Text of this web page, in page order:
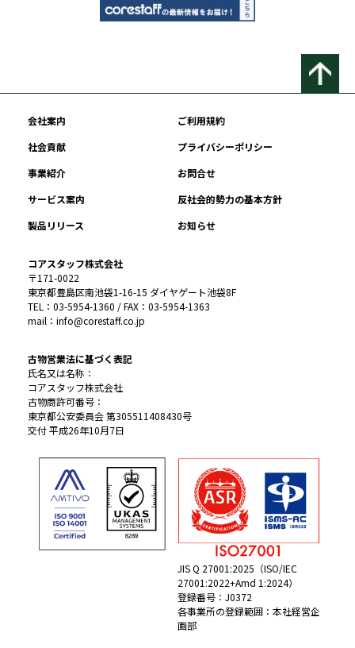
会社案内
ご利用規約
社会貢献
プライバシーポリシー
事業紹介
お問合せ
サービス案内
反社会的勢力の基本方針
製品リリース
お知らせ
コアスタッフ株式会社
〒171-0022
東京都豊島区南池袋1-16-15 ダイヤゲート池袋8F
TEL：03-5954-1360 / FAX：03-5954-1363
mail：info@corestaff.co.jp
古物営業法に基づく表記
氏名又は名称：
コアスタッフ株式会社
古物商許可番号：
東京都公安委員会 第305511408430号
交付 平成26年10月7日
JIS Q 27001:2025（ISO/IEC
27001:2022+Amd 1:2024）
登録番号：J0372
各事業所の登録範囲：本社経営企
画部